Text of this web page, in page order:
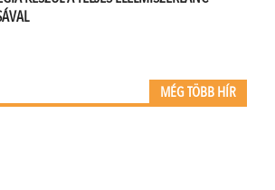
MÉG TÖBB HÍR